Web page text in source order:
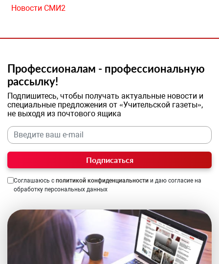
Новости СМИ2
Профессионалам - профессиональную
рассылку!
Подпишитесь, чтобы получать актуальные новости и
специальные предложения от «Учительской газеты»,
не выходя из почтового ящика
Подписаться
Соглашаюсь с политикой конфиденциальности и даю согласие на
обработку персональных данных